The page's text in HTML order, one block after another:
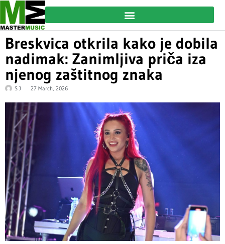
Breskvica otkrila kako je dobila
nadimak: Zanimljiva priča iza
njenog zaštitnog znaka
S J 27 March, 2026